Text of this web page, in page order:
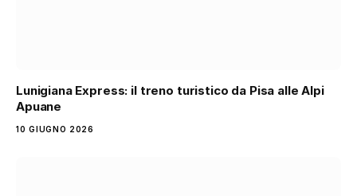
Lunigiana Express: il treno turistico da Pisa alle Alpi
Apuane
10 GIUGNO 2026